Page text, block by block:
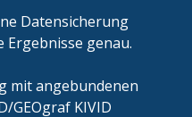
Datensicherung
genau.
mit angebundenen
GEOgraf KIVID